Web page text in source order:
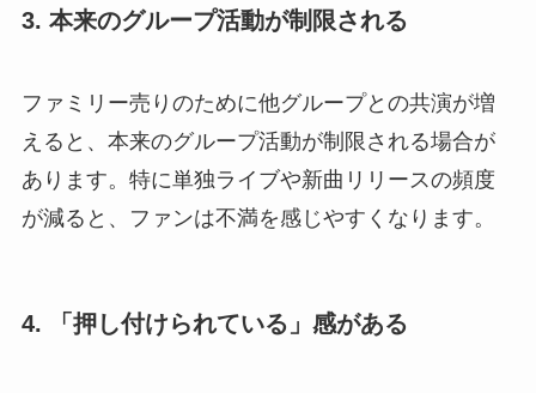
3. 本来のグループ活動が制限される
ファミリー売りのために他グループとの共演が増
えると、本来のグループ活動が制限される場合が
あります。特に単独ライブや新曲リリースの頻度
が減ると、ファンは不満を感じやすくなります。
4. 「押し付けられている」感がある